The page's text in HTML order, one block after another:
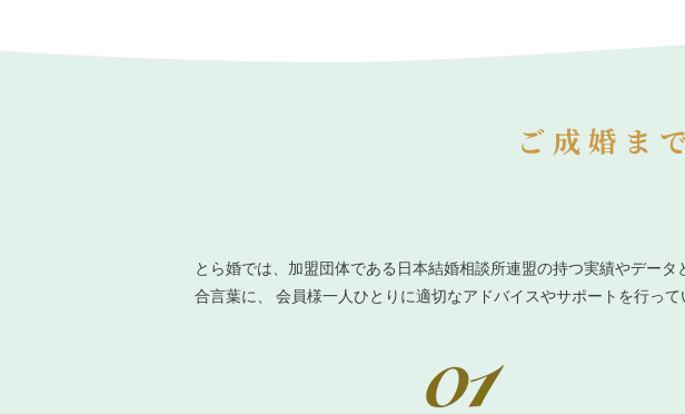
ご成婚ま
とら婚では、加盟団体である日本結婚相談所連盟の持つ実績やデー
合言葉に、 会員様一人ひとりに適切なアドバイスやサポートを行って